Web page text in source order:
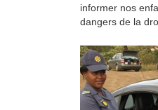
informer nos
dangers de la